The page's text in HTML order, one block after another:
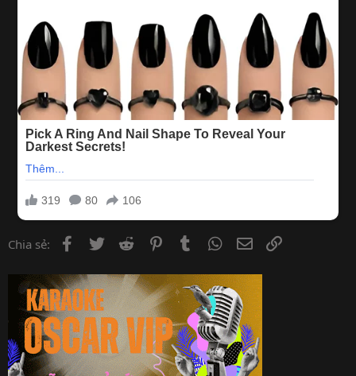
Chia sẻ: Facebook
Twitter Reddit PinterestTumblr WhatsApp
Email